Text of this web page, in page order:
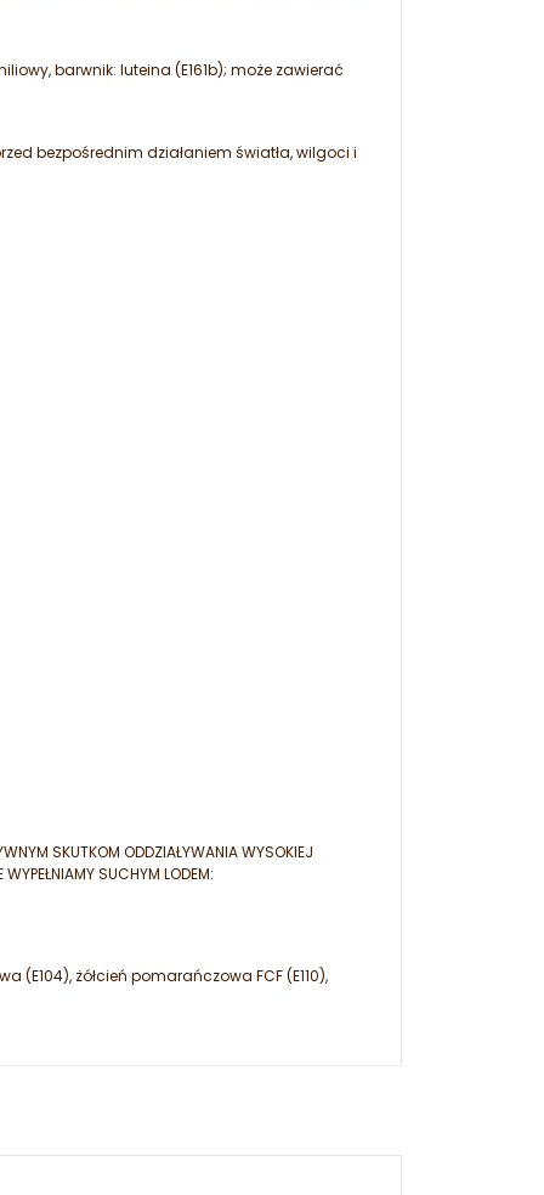
barwnik: luteina (E161b); może zawierać
bezpośrednim działaniem światła, wilgoci i
SKUTKOM ODDZIAŁYWANIA WYSOKIEJ
SUCHYM LODEM:
żółcień pomarańczowa FCF (E110),